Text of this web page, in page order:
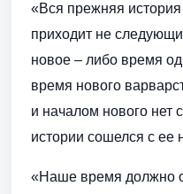
«Вся прежняя
приходит не
новое – либо время
время нового
и началом нового нет
истории сошелся с
«Наше время должно